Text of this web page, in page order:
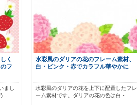
く
フ
まし
…
水彩風のダリアの花のフレーム素材、
白・ピンク・赤でカラフル華やかに
水彩風のダリアの花を上下に配置したフレ
ーム素材です。ダリアの花の色は白・…